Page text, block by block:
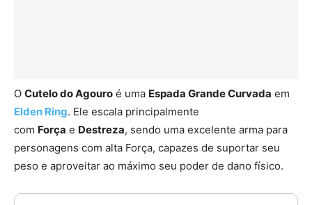
O Cutelo do Agouro é uma Espada Grande Curvada em
Elden Ring. Ele escala principalmente
com Força e Destreza, sendo uma excelente arma para
personagens com alta Força, capazes de suportar seu
peso e aproveitar ao máximo seu poder de dano físico.